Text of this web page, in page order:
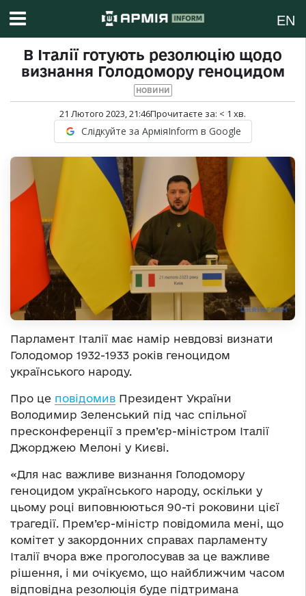
EN
В Італії готують резолюцію щодо
визнання Голодомору геноцидом
НОВИНИ
21 Лютого 2023, 21:46Прочитаєте за: < 1 хв.
Слідкуйте за АрміяInform в Google
Парламент Італії має намір невдовзі визнати
Голодомор 1932-1933 років геноцидом
українського народу.
Про це повідомив Президент України
Володимир Зеленський під час спільної
пресконференції з прем’єр-міністром Італії
Джорджею Мелоні у Києві.
«Для нас важливе визнання Голодомору
геноцидом українського народу, оскільки у
цьому році виповнюються 90-ті роковини цієї
трагедії. Прем’єр-міністр повідомила мені, що
комітет у закордонних справах парламенту
Італії вчора вже проголосував за це важливе
рішення, і ми очікуємо, що найближчим часом
відповідна резолюція буде підтримана